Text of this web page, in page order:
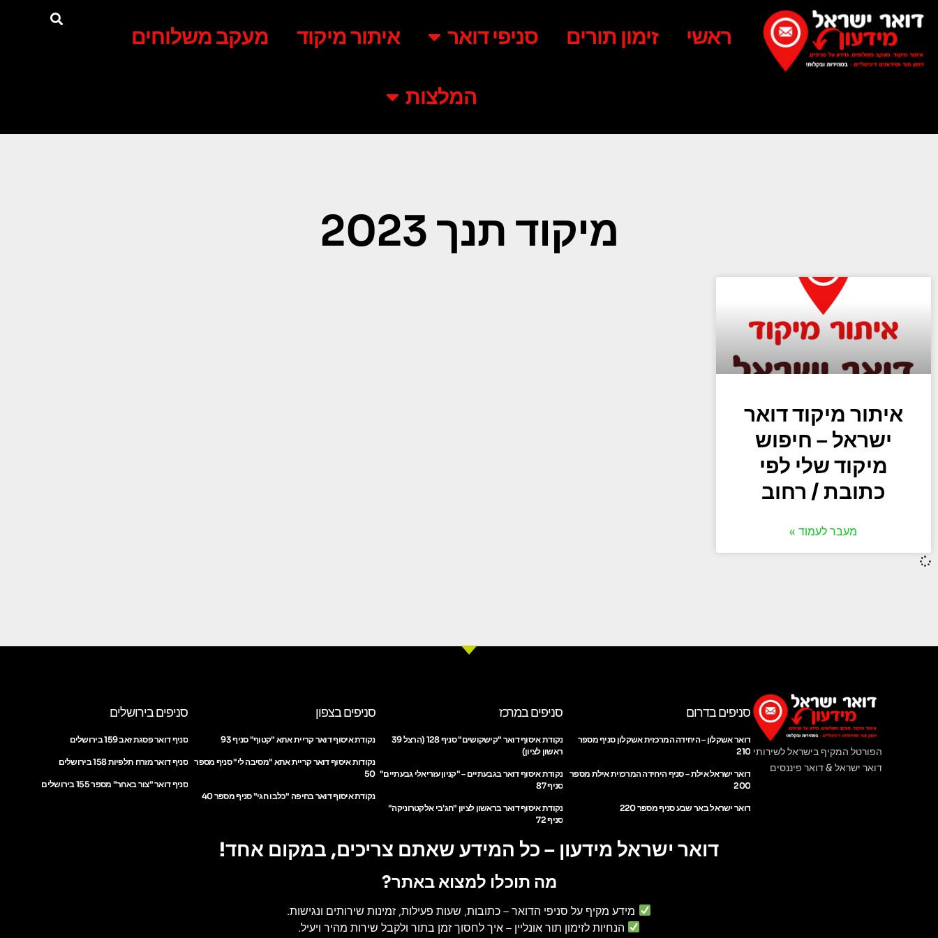
ראשי זימון תורים סניפי דואר איתור מיקוד מעקב משלוחים
המלצות
מיקוד תנך 2023
איתור מיקוד דואר
ישראל – חיפוש
מיקוד שלי לפי
כתובת / רחוב
מעבר לעמוד »
הפורטל המקיף בישראל לשירותי
דואר ישראל & דואר פיננסים
סניפים בדרום
דואר אשקלון – היחידה המרכזית אשקלון סניף מספר
210
דואר ישראל אילת – סניף היחידה המרכזית אילת מספר
200
דואר ישראל באר שבע סניף מספר 220
סניפים במרכז
נקודת איסוף דואר "קישקושים" סניף 128 (הרצל 39
ראשון לציון)
נקודת איסוף דואר בגבעתיים – "קניון עזריאלי גבעתיים"
סניף 87
נקודת איסוף דואר בראשון לציון "חג'בי אלקטרוניקה"
סניף 72
סניפים בצפון
נקודת איסוף דואר קריית אתא "קטוף" סניף 93
נקודות איסוף דואר קריית אתא "מסיבה לי" סניף מספר
50
נקודת איסוף דואר בחיפה "כלבו חגי" סניף מספר 40
סניפים בירושלים
סניף דואר פסגת זאב 159 בירושלים
סניף דואר מזרח תלפיות 158 בירושלים
סניף דואר "צור באחר" מספר 155 בירושלים
דואר ישראל מידעון – כל המידע שאתם צריכים, במקום אחד!
מה תוכלו למצוא באתר?
מידע מקיף על סניפי הדואר– כתובות, שעות פעילות, זמינות שירותים ונגישות.
הנחיות לזימון תור אונליין – איך לחסוך זמן בתור ולקבל שירות מהיר ויעיל.